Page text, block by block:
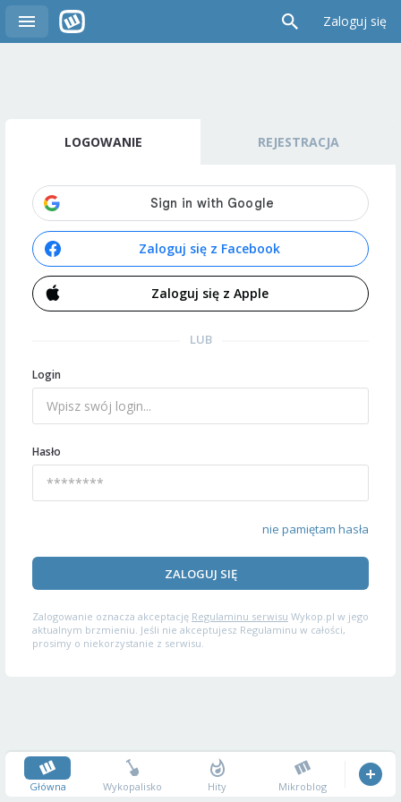
Zaloguj się
LOGOWANIE REJESTRACJA
Zaloguj się z Facebook
Zaloguj się z Apple
LUB
Login
Hasło
nie pamiętam hasła
ZALOGUJ SIĘ
Zalogowanie oznacza akceptację Regulaminu serwisu Wykop.pl w jego
aktualnym brzmieniu. Jeśli nie akceptujesz Regulaminu w całości,
prosimy o niekorzystanie z serwisu.
Główna Wykopalisko Hity Mikroblog